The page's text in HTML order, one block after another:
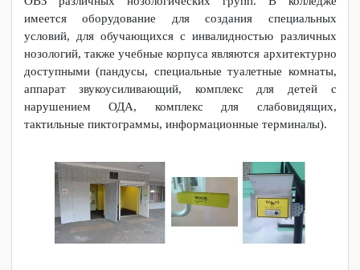
ДОСТУПНАЯ СРЕДА
инфраструктурная доступность для инвалидов и лиц с
ОВЗ различных нозологических групп.В колледже
имеется оборудование для создания специальных
условий, для обучающихся с инвалидностью различных
нозологий, также учебные корпуса являются архитектурно